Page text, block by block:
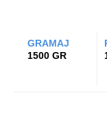
GRAMAJ
1500 GR